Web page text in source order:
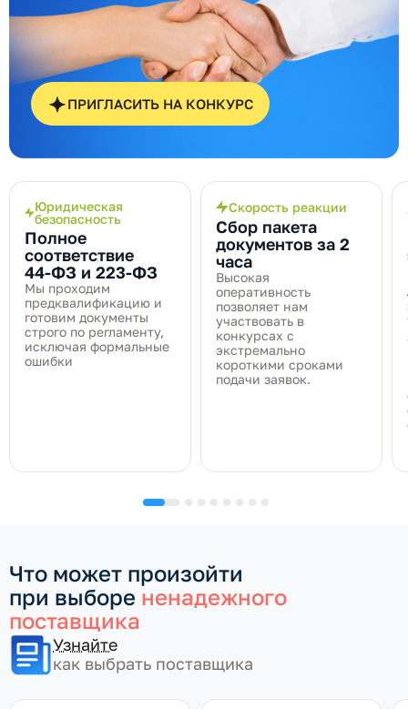
ПРИГЛАСИТЬ НА КОНКУРС
Юридическая
безопасность
Полное
соответствие
44‑ФЗ и 223‑ФЗ
Мы проходим
предквалификацию и
готовим документы
строго по регламенту,
исключая формальные
ошибки
Скорость реакции
Сбор пакета
документов за 2
часа
Высокая
оперативность
позволяет нам
участвовать в
конкурсах с
экстремально
короткими сроками
подачи заявок.
Что может произойти
при выборе ненадежного
поставщика
Узнайте
как выбрать поставщика